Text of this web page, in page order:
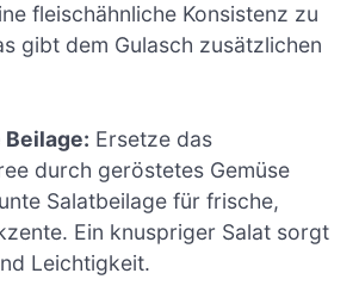
fleischähnliche Konsistenz zu
gibt dem Gulasch zusätzlichen
Ersetze das
durch geröstetes Gemüse
Salatbeilage für frische,
Ein knuspriger Salat sorgt
Leichtigkeit.